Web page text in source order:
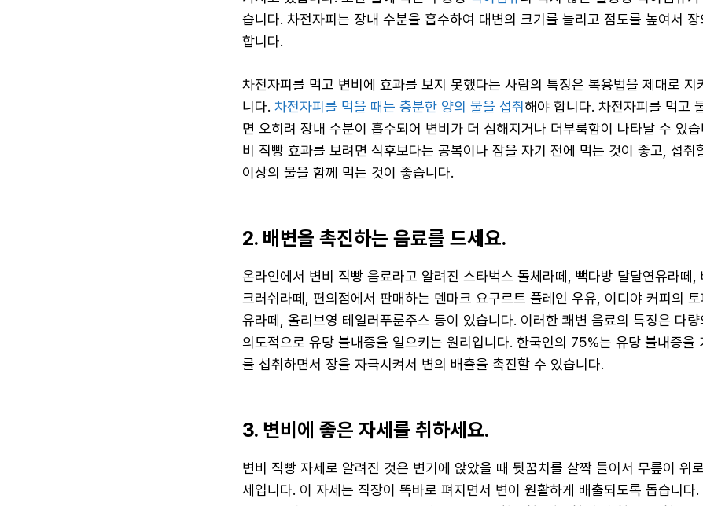
습니다. 차전자피는 장내 수분을 흡수하여 대변의 크기를 늘리고 점도를 높여서
합니다.
차전자피를 먹고 변비에 효과를 보지 못했다는 사람의 특징은 복용법을 제대로 지
니다. 차전자피를 먹을 때는 충분한 양의 물을 섭취해야 합니다. 차전자피를 먹고
면 오히려 장내 수분이 흡수되어 변비가 더 심해지거나 더부룩함이 나타날 수 있
비 직빵 효과를 보려면 식후보다는 공복이나 잠을 자기 전에 먹는 것이 좋고, 섭
이상의 물을 함께 먹는 것이 좋습니다.
2. 배변을 촉진하는 음료를 드세요.
온라인에서 변비 직빵 음료라고 알려진 스타벅스 돌체라떼, 빽다방 달달연유라떼,
크러쉬라떼, 편의점에서 판매하는 덴마크 요구르트 플레인 우유, 이디야 커피의
유라떼, 올리브영 테일러푸룬주스 등이 있습니다. 이러한 쾌변 음료의 특징은 다
의도적으로 유당 불내증을 일으키는 원리입니다. 한국인의 75%는 유당 불내증을
를 섭취하면서 장을 자극시켜서 변의 배출을 촉진할 수 있습니다.
3. 변비에 좋은 자세를 취하세요.
변비 직빵 자세로 알려진 것은 변기에 앉았을 때 뒷꿈치를 살짝 들어서 무릎이 위
세입니다. 이 자세는 직장이 똑바로 펴지면서 변이 원활하게 배출되도록 돕습니다